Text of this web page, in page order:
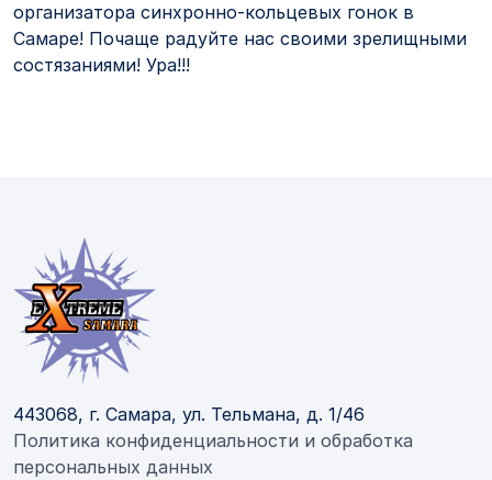
организатора синхронно-кольцевых гонок в
Самаре! Почаще радуйте нас своими зрелищными
состязаниями! Ура!!!
443068, г. Самара, ул. Тельмана, д. 1/46
Политика конфиденциальности и обработка
персональных данных